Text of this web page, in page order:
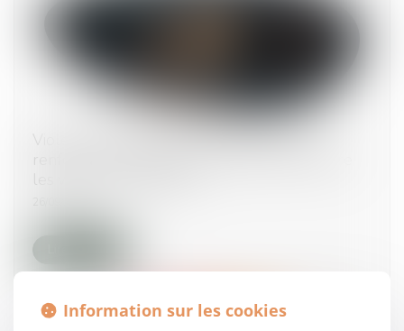
Violence à l’égard des femmes en France :
renforcer la protection et mieux lutter contre
Information sur les cookies